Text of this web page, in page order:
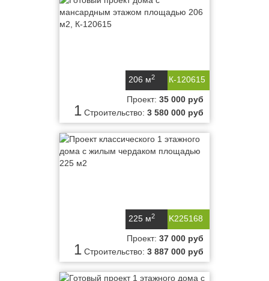
К-120615
206 м2
1
Проект: 35 000 руб
Строительство: 3 580 000 руб
K225168
225 м2
1
Проект: 37 000 руб
Строительство: 3 887 000 руб